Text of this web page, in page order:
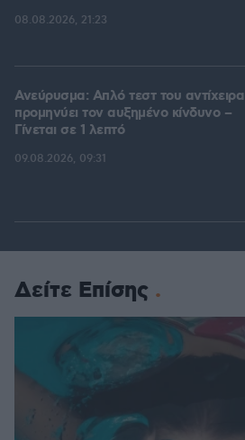
08.08.2026, 21:23
Ανεύρυσμα: Απλό τεστ του αντίχειρα
προμηνύει τον αυξημένο κίνδυνο –
Γίνεται σε 1 λεπτό
09.08.2026, 09:31
Δείτε Επίσης